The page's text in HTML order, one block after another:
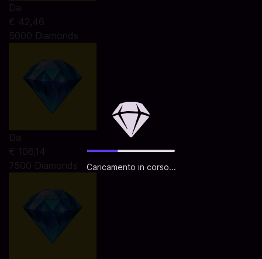
Caricamento in corso...
Da
€ 42,46
5000 Diamonds
Da
€ 106,14
7500 Diamonds